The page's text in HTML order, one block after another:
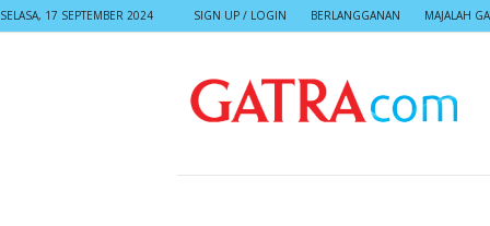
SELASA, 17 SEPTEMBER 2024 SIGN UP / LOGIN BERLANGGANAN MAJALAH